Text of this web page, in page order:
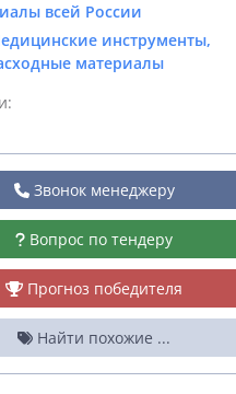
всей России
инструменты,
материалы
Звонок менеджеру
Вопрос по тендеру
Прогноз победителя
Найти похожие ...